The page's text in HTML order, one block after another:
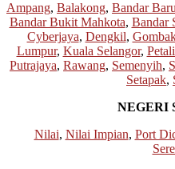
Ampang, Balakong, Bandar
Bandar Bukit Mahkota, Bandar
Cyberjaya, Dengkil,
Lumpur, Kuala Selangor,
Putrajaya, Rawang, Semenyih,
Setapak,
NEGERI
Nilai, Nilai Impian, Port